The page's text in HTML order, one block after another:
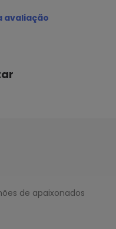
avaliação
de apaixonados